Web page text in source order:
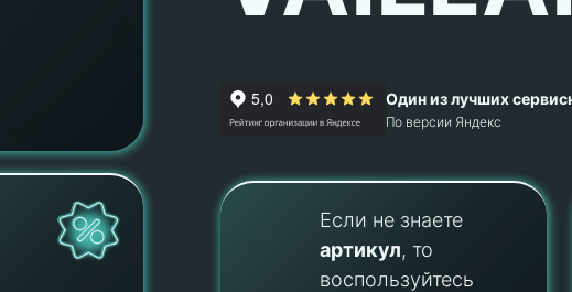
Один из лучших
По версии Яндекс
Если не знаете
артикул, то
воспользуйтесь